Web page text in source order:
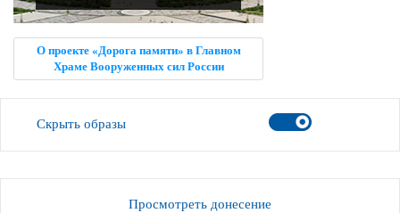
О проекте «Дорога памяти» в Главном
Храме Вооруженных сил России
Скрыть образы
Просмотреть донесение